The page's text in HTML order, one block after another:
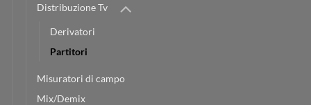
Distribuzione Tv
Derivatori
Partitori
Misuratori di campo
Mix/Demix